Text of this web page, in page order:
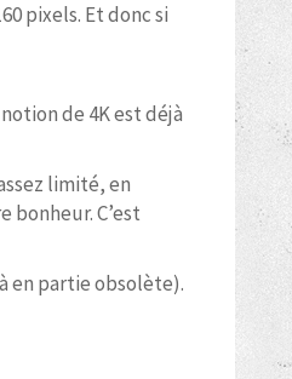
pixels. Et donc si
de 4K est déjà
limité, en
bonheur. C’est
en partie obsolète).